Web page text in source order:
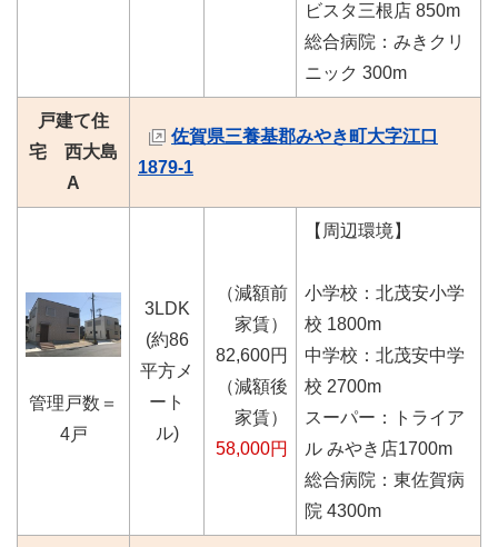
ビスタ三根店 850m
総合病院：みきクリ
ニック 300m
戸建て住
宅 西大島
A
佐賀県三養基郡みやき町大字江口
1879-1
管理戸数＝
4戸
3LDK
(約86
平方メ
ート
ル)
（減額前
家賃）
82,600円
（減額後
家賃）
58,000円
【周辺環境】
小学校：北茂安小学
校 1800m
中学校：北茂安中学
校 2700m
スーパー：トライア
ル みやき店1700m
総合病院：東佐賀病
院 4300m